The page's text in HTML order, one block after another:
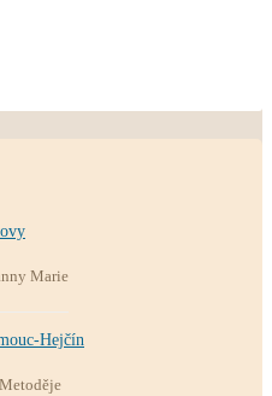
Marie
Hejčín